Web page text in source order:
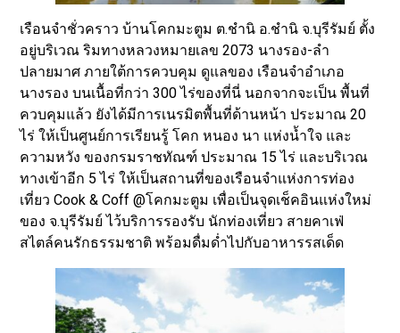
เรือนจำชั่วคราว บ้านโคกมะตูม ต.ชำนิ อ.ชำนิ จ.บุรีรัมย์ ตั้ง
อยู่บริเวณ ริมทางหลวงหมายเลข 2073 นางรอง-ลำ
ปลายมาศ ภายใต้การควบคุม ดูแลของ เรือนจำอำเภอ
นางรอง บนเนื้อที่กว่า 300 ไร่ของที่นี่ นอกจากจะเป็น พื้นที่
ควบคุมแล้ว ยังได้มีการเนรมิตพื้นที่ด้านหน้า ประมาณ 20
ไร่ ให้เป็นศูนย์การเรียนรู้ โคก หนอง นา แห่งน้ำใจ และ
ความหวัง ของกรมราชทัณฑ์ ประมาณ 15 ไร่ และบริเวณ
ทางเข้าอีก 5 ไร่ ให้เป็นสถานที่ของเรือนจำแห่งการท่อง
เที่ยว Cook & Coff @โคกมะตูม เพื่อเป็นจุดเช็คอินแห่งใหม่
ของ จ.บุรีรัมย์ ไว้บริการรองรับ นักท่องเที่ยว สายคาเฟ่
สไตล์คนรักธรรมชาติ พร้อมดื่มด่ำไปกับอาหารรสเด็ด